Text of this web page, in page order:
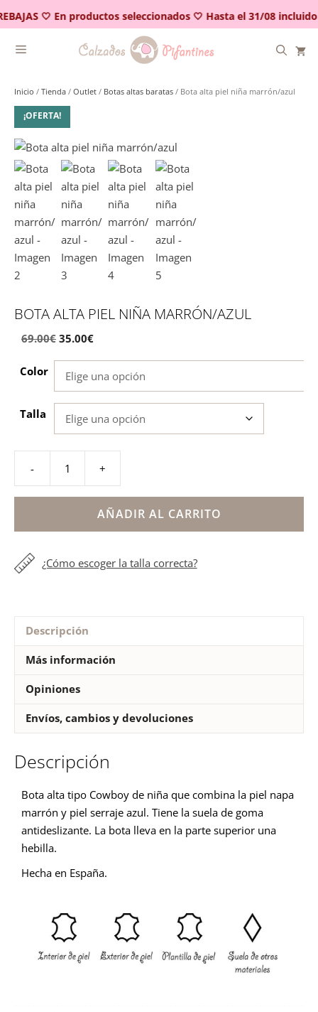
🤍 En productos seleccionados 🤍 Hasta el 31/08 incluido
al
contenido
Inicio / Tienda / Outlet / Botas altas baratas / Bota alta piel niña marrón/azul
¡OFERTA!
BOTA ALTA PIEL NIÑA MARRÓN/AZUL
69.00€ 35.00€
Color
Talla
-
alta
piel
niña
cantidad
+
AÑADIR AL CARRITO
¿Cómo escoger la talla correcta?
Descripción
Más información
Opiniones
Envíos, cambios y devoluciones
Descripción
Bota alta tipo Cowboy de niña que combina la piel napa
marrón y piel serraje azul. Tiene la suela de goma
antideslizante. La bota lleva en la parte superior una
hebilla.
Hecha en España.